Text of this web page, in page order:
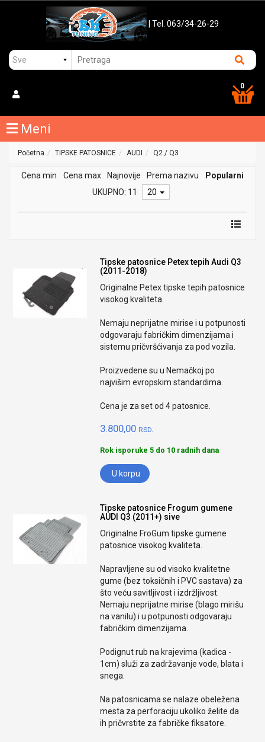
| Tel. 063/34-26-29
0
Meni
Početna TIPSKE PATOSNICE AUDI Q2 / Q3
Cena min Cena max Najnovije Prema nazivu
Popularni
UKUPNO: 11
20
Tipske patosnice Petex tepih Audi Q3
(2011-2018)
Originalne Petex tipske tepih patosnice
visokog kvaliteta.
Nemaju neprijatne mirise i u potpunosti
odgovaraju fabričkim dimenzijama i
sistemu pričvršćivanja za pod vozila.
Proizvedene su u Nemačkoj po
najvišim evropskim standardima.
Cena je za set od 4 patosnice.
3.800,00 RSD.
Rok isporuke 5 do 10 radnih dana
U korpu
Tipske patosnice Frogum gumene
AUDI Q3 (2011+) sive
Originalne FroGum tipske gumene
patosnice visokog kvaliteta.
Napravljene su od visoko kvalitetne
gume (bez toksičnih i PVC sastava) za
što veću savitljivost i izdržljivost.
Nemaju neprijatne mirise (blago mirišu
na vanilu) i u potpunosti odgovaraju
fabričkim dimenzijama.
Podignut rub na krajevima (kadica -
1cm) služi za zadržavanje vode, blata i
snega.
Na patosnicama se nalaze obeležena
mesta za perforaciju ukoliko želite da
ih pričvrstite za fabričke fiksatore.